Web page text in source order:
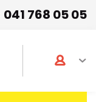
041 768 05 05